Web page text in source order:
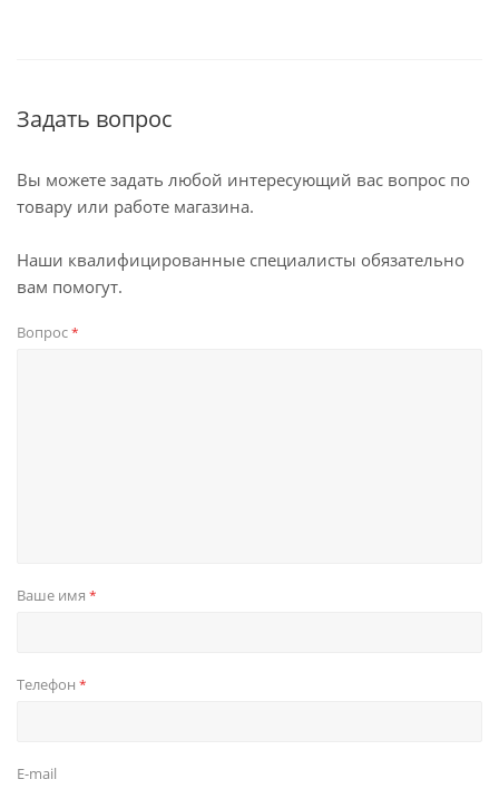
Задать вопрос
Вы можете задать любой интересующий вас вопрос по
товару или работе магазина.
Наши квалифицированные специалисты обязательно
вам помогут.
Вопрос*
Ваше имя *
Телефон *
E-mail